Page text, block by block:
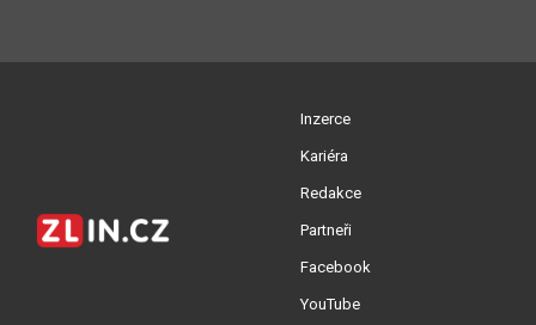
Inzerce
Kariéra
Redakce
Partneři
Facebook
YouTube